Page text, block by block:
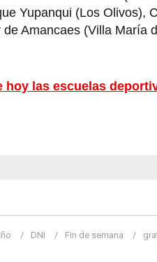
Yupanqui (Los Olivos),
Amancaes (Villa María
las escuelas
DNI Fin de semana